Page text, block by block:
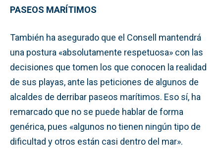
PASEOS MARÍTIMOS
También ha asegurado que el Consell mantendrá
una postura «absolutamente respetuosa» con las
decisiones que tomen los que conocen la realidad
de sus playas, ante las peticiones de algunos de
alcaldes de derribar paseos marítimos. Eso sí, ha
remarcado que no se puede hablar de forma
genérica, pues «algunos no tienen ningún tipo de
dificultad y otros están casi dentro del mar».